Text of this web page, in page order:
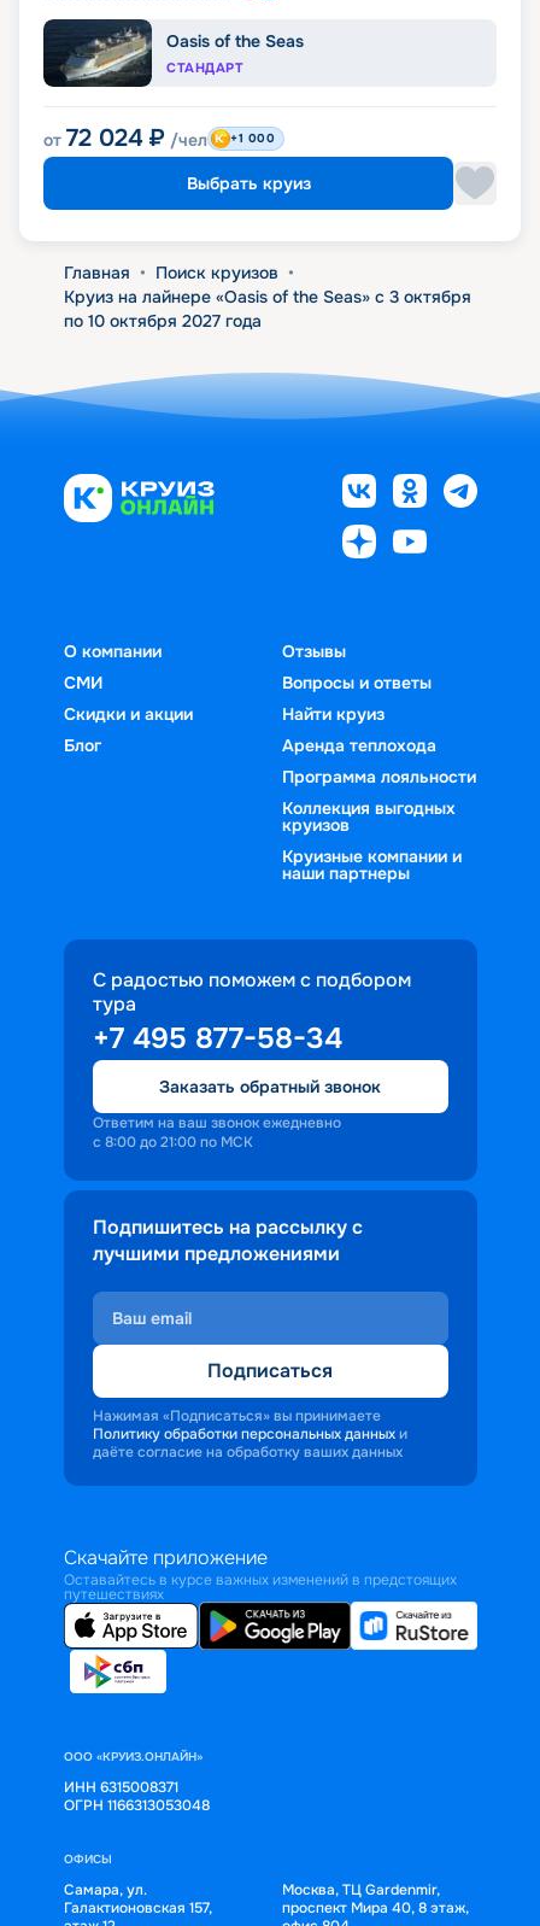
Oasis of the Seas
СТАНДАРТ
от 72 024 ₽ /чел +1 000
Выбрать круиз
Главная • Поиск круизов •
Круиз на лайнере «Oasis of the Seas» с 3 октября
по 10 октября 2027 года
О компании
СМИ
Скидки и акции
Блог
Отзывы
Вопросы и ответы
Найти круиз
Аренда теплохода
Программа лояльности
Коллекция выгодных
круизов
Круизные компании и
наши партнеры
С радостью поможем с подбором
тура
+7 495 877-58-34
Заказать обратный звонок
Ответим на ваш звонок ежедневно
с 8:00 до 21:00 по МСК
Подпишитесь на рассылку с
лучшими предложениями
Подписаться
Нажимая «Подписаться» вы принимаете
Политику обработки персональных данных и
даёте согласие на обработку ваших данных
Скачайте приложение
Оставайтесь в курсе важных изменений в предстоящих
путешествиях
ООО «КРУИЗ.ОНЛАЙН»
ИНН 6315008371
ОГРН 1166313053048
ОФИСЫ
Самара, ул.
Галактионовская 157,
Москва, ТЦ Gardenmir,
проспект Мира 40, 8 этаж,